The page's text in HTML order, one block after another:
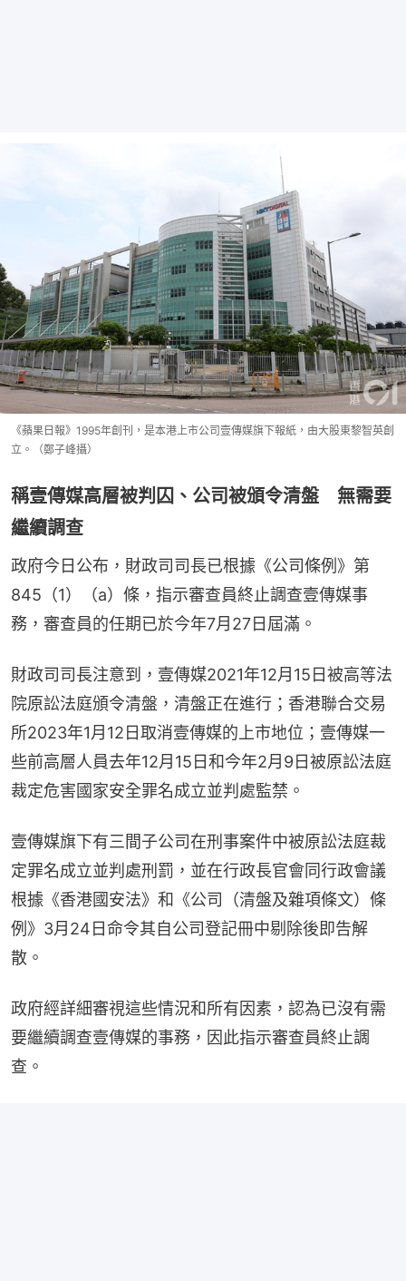
《蘋果日報》1995年創刊，是本港上市公司壹傳媒旗下報紙，由大股東黎智英創
立。（鄭子峰攝）
稱壹傳媒高層被判囚、公司被頒令清盤 無需要
繼續調查
政府今日公布，財政司司長已根據《公司條例》第
845（1）（a）條，指示審查員終止調查壹傳媒事
務，審查員的任期已於今年7月27日屆滿。
財政司司長注意到，壹傳媒2021年12月15日被高等法
院原訟法庭頒令清盤，清盤正在進行；香港聯合交易
所2023年1月12日取消壹傳媒的上市地位；壹傳媒一
些前高層人員去年12月15日和今年2月9日被原訟法庭
裁定危害國家安全罪名成立並判處監禁。
壹傳媒旗下有三間子公司在刑事案件中被原訟法庭裁
定罪名成立並判處刑罰，並在行政長官會同行政會議
根據《香港國安法》和《公司（清盤及雜項條文）條
例》3月24日命令其自公司登記冊中剔除後即告解
散。
政府經詳細審視這些情況和所有因素，認為已沒有需
要繼續調查壹傳媒的事務，因此指示審查員終止調
查。